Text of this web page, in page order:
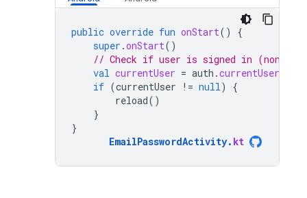
public override fun onStart()
{
super .onStart()
// Check if user is signed in (non-
val currentUser = auth .currentUser
if (currentUser != null)
{
reload()
}
}
EmailPasswordActivity. kt